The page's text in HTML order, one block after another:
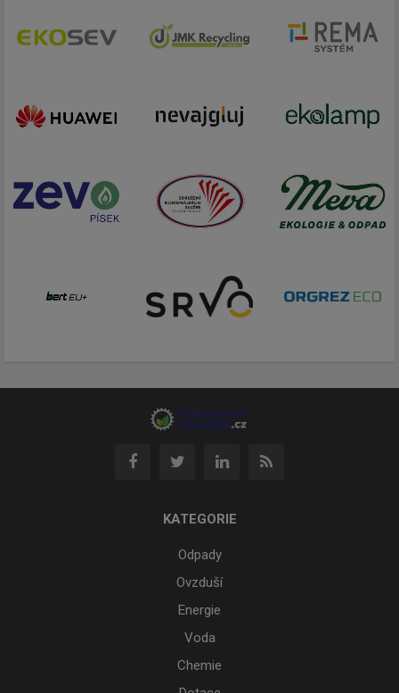
KATEGORIE
Odpady
Ovzduší
Energie
Voda
Chemie